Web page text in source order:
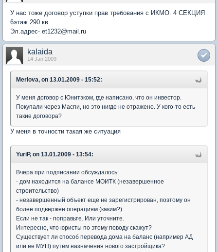
У нас тоже договор уступки прав требования с ИКМО. 4 СЕКЦИЯ
6этаж 290 кв.
Эл.адрес- et1232@mail.ru
kalaida
14 Jan 2009
Merlova, on 13.01.2009 - 15:52:
У меня договор с Юнитэком, где написано, что он инвестор.
Покупали через Маспи, но это нигде не отражено. У кого-то есть
такие договора?
У меня в точности такая же ситуация
YuriP, on 13.01.2009 - 13:54:
Вчера при подписании обсуждалось:
- дом находится на балансе МОИТК (незавершенное
строительство)
- незавершенный объект еще не зарегистрирован, поэтому он
более подвержен операциям (каким?)...
Если не так - поправьте. Или уточните.
Интересно, что юристы по этому поводу скажут?
Существует ли способ перевода дома на баланс (например АД
или ее МУП) путем назначения нового застройщика?